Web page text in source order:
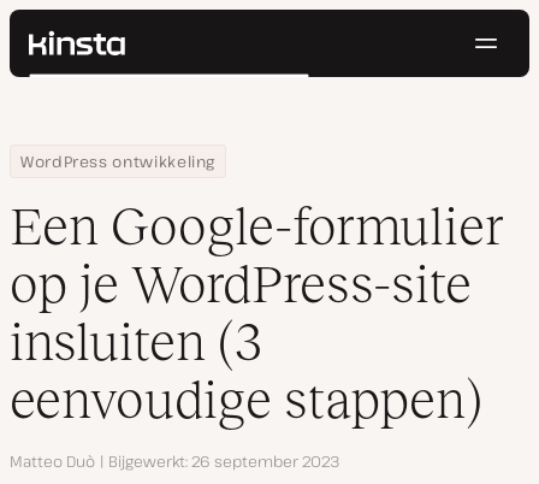
Kinsta®
Prijzen
Contact
Zoeken
Home
Hulpbronnen
Blog
WordPress ontwikkeling
Een Google-formulier op je WordPress-site insluiten (3
Een Google-formulier
op je WordPress-site
insluiten (3
eenvoudige stappen)
Auteur
Matteo Duò Bijgewerkt 26 september 2023